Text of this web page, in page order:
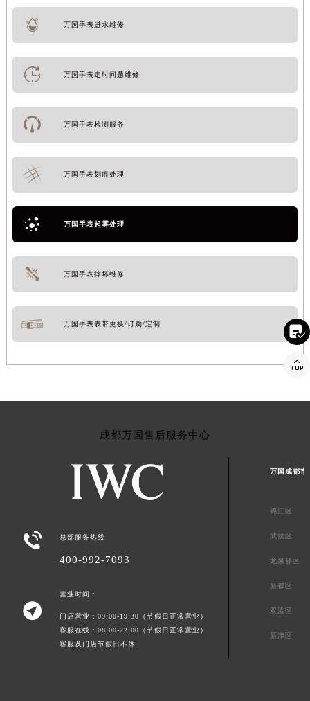
万国手表进水维修
万国手表走时问题维修
万国手表检测服务
万国手表划痕处理
万国手表起雾处理
万国手表摔坏维修
万国手表表带更换/订购/定制
成都万国售后服务中心
 总部服务热线
400-992-7093

营业时间：
门店营业：09:00-19:30（节假日正常营业）
客服在线：08:00-22:00（节假日正常营业）
客服及门店节假日不休
万国成都市
锦江区
武侯区
龙泉驿区
新都区
双流区
新津区

